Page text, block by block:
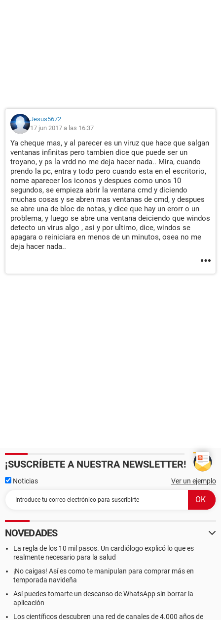
Jesus5672
17 jun 2017 a las 16:37
Ya cheque mas, y al parecer es un viruz que hace que salgan
ventanas infinitas pero tambien dice que puede ser un
troyano, y ps la vrdd no me deja hacer nada.. Mira, cuando
prendo la pc, entra y todo pero cuando esta en el escritorio,
nome aparecer los iconos y despues como unos 10
segundos, se empieza abrir la ventana cmd y diciendo
muchas cosas y se abren mas ventanas de cmd, y despues
se abre una de bloc de notas, y dice que hay un erorr o un
problema, y luego se abre una ventana deiciendo que windos
detecto un virus algo , asi y por ultimo, dice, windos se
apagara o reiniciara en menos de un minutos, osea no me
deja hacer nada..
¡SUSCRÍBETE A NUESTRA NEWSLETTER!
Noticias Ver un ejemplo
NOVEDADES
La regla de los 10 mil pasos. Un cardiólogo explicó lo que es
realmente necesario para la salud
¡No caigas! Así es como te manipulan para comprar más en
temporada navideña
Así puedes tomarte un descanso de WhatsApp sin borrar la
aplicación
Los científicos descubren una red de canales de 4.000 años de